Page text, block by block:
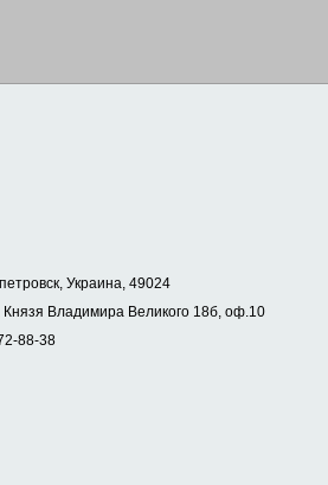
Украина, 49024
Князя Владимира Великого 18б, оф.10
88-38